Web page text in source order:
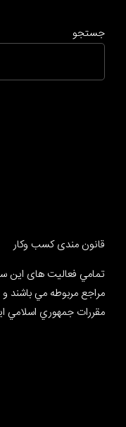
جستجو
قانون مندی کسب وکار
تمامي فعالیت های این
مراجع مربوطه مي باشند
مقررات جمهوري اسلامي